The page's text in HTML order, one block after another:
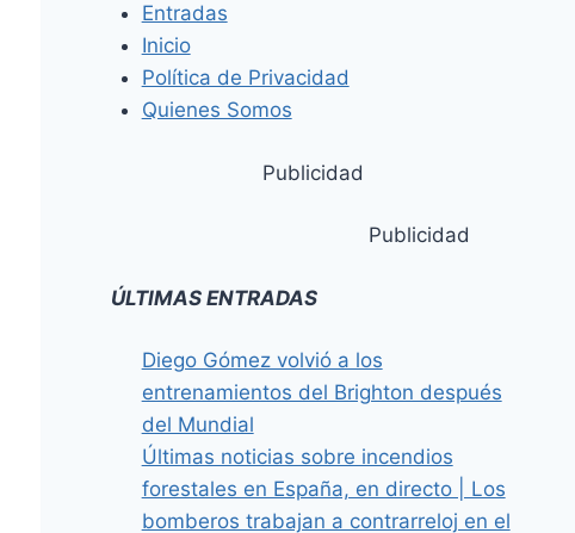
Entradas
Inicio
Política de Privacidad
Quienes Somos
Publicidad
Publicidad
ÚLTIMAS ENTRADAS
Diego Gómez volvió a los
entrenamientos del Brighton después
del Mundial
Últimas noticias sobre incendios
forestales en España, en directo | Los
bomberos trabajan a contrarreloj en el